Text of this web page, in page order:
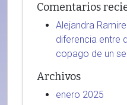
Comentarios
Alejandra
diferencia entre
copago de un
Archivos
enero 2025